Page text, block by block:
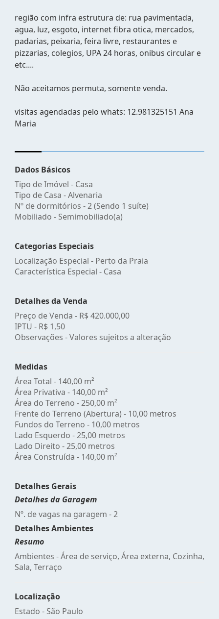
região com infra estrutura de: rua pavimentada,
agua, luz, esgoto, internet fibra otica, mercados,
padarias, peixaria, feira livre, restaurantes e
pizzarias, colegios, UPA 24 horas, onibus circular e
etc....
Não aceitamos permuta, somente venda.
visitas agendadas pelo whats: 12.981325151 Ana
Maria
Dados Básicos
Tipo de Imóvel - Casa
Tipo de Casa - Alvenaria
Nº de dormitórios - 2 (Sendo 1 suíte)
Mobiliado - Semimobiliado(a)
Categorias Especiais
Localização Especial - Perto da Praia
Característica Especial - Casa
Detalhes da Venda
Preço de Venda - R$ 420.000,00
IPTU - R$ 1,50
Observações - Valores sujeitos a alteração
Medidas
Área Total - 140,00 m²
Área Privativa - 140,00 m²
Área do Terreno - 250,00 m²
Frente do Terreno (Abertura) - 10,00 metros
Fundos do Terreno - 10,00 metros
Lado Esquerdo - 25,00 metros
Lado Direito - 25,00 metros
Área Construída - 140,00 m²
Detalhes Gerais
Detalhes da Garagem
Nº. de vagas na garagem - 2
Detalhes Ambientes
Resumo
Ambientes - Área de serviço, Área externa, Cozinha,
Sala, Terraço
Localização
Estado - São Paulo